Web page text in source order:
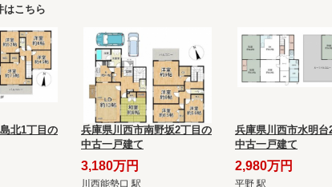
はこちら
北1丁目の
兵庫県川西市南野坂2丁目の
中古一戸建て
3,180万円
川西能勢口 駅
兵庫県川西市水明台
中古一戸建て
2,980万円
平野 駅